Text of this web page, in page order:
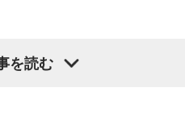
彼女の誕生日で！ そして、
美。長年芸能界で活躍し続
を読む